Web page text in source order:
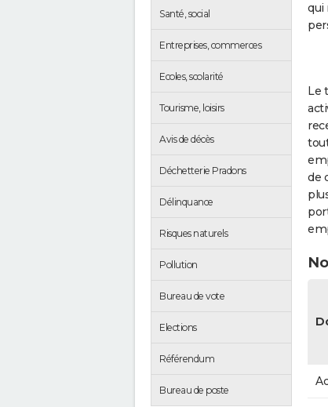
Santé, social
Entreprises, commerces
Ecoles, scolarité
Tourisme, loisirs
Avis de décès
Déchetterie Pradons
Délinquance
Risques naturels
Pollution
Bureau de vote
Elections
Référendum
Bureau de poste
qui
Le
de